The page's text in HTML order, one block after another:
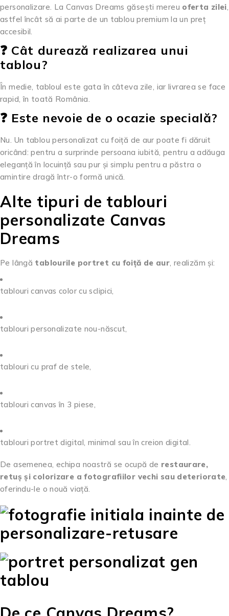
personalizare. La Canvas Dreams găsești mereu oferta zilei,
astfel încât să ai parte de un tablou premium la un preț
accesibil.
❓ Cât durează realizarea unui
tablou?
În medie, tabloul este gata în câteva zile, iar livrarea se face
rapid, în toată România.
❓ Este nevoie de o ocazie specială?
Nu. Un tablou personalizat cu foiță de aur poate fi dăruit
oricând: pentru a surprinde persoana iubită, pentru a adăuga
eleganță în locuință sau pur și simplu pentru a păstra o
amintire dragă într-o formă unică.
Alte tipuri de tablouri
personalizate Canvas
Dreams
Pe lângă tablourile portret cu foiță de aur, realizăm și:
tablouri canvas color cu sclipici,
tablouri personalizate nou-născut,
tablouri cu praf de stele,
tablouri canvas în 3 piese,
tablouri portret digital, minimal sau în creion digital.
De asemenea, echipa noastră se ocupă de restaurare,
retuș și colorizare a fotografiilor vechi sau deteriorate,
oferindu-le o nouă viață.